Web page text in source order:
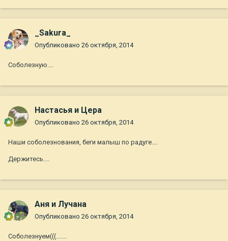
_Sakura_
Опубликовано 26 октября, 2014
Соболезную....
Настасья и Цера
Опубликовано 26 октября, 2014
Наши соболезнования, беги малыш по радуге....
Держитесь....
Аня и Лучана
Опубликовано 26 октября, 2014
Соболезнуем(((.......